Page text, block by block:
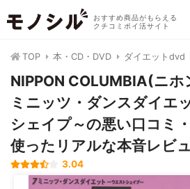
おすすめ商品がもらえる
クチコミポイ活サイト
TOP 本・CD・DVD ダイエットdvd
NIPPON COLUMBIA(ニ
ミニッツ・ダンスダイエ
シェイプ～の悪い口コミ
使ったリアルな本音レビ
3.04